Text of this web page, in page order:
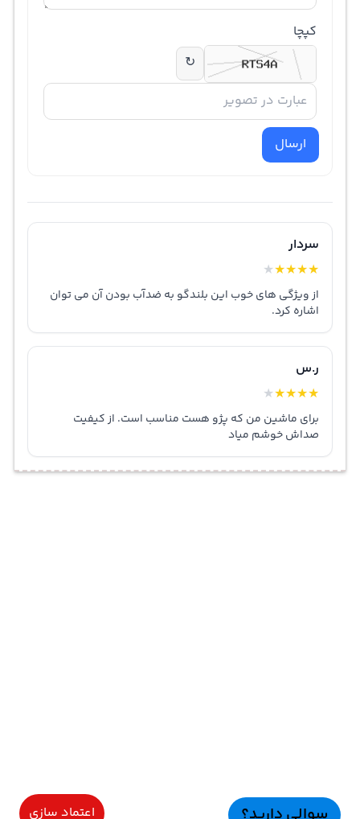
کپچا
↻
ارسال
سردار
★
★
★
★
★
از ویژگی های خوب این بلندگو به ضدآب بودن آن می توان
اشاره کرد.
ر.س
★
★
★
★
★
برای ماشین من که پژو هست مناسب است. از کیفیت
صداش خوشم میاد
اعتماد سازی